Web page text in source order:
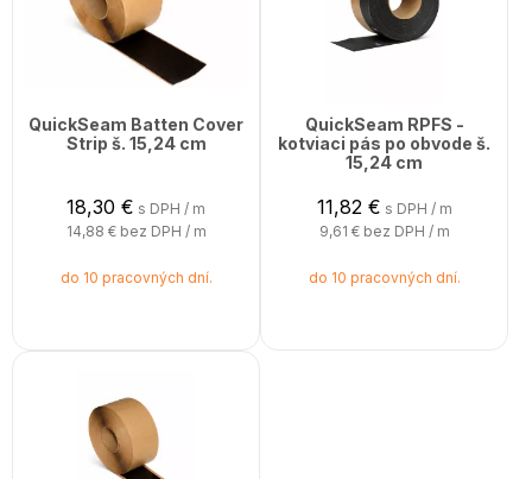
QuickSeam Batten Cover
Strip š. 15,24 cm
18,30 € s DPH / m
14,88 € bez DPH / m
do 10 pracovných dní.
QuickSeam RPFS -
kotviaci pás po obvode š.
15,24 cm
11,82 € s DPH / m
9,61 € bez DPH / m
do 10 pracovných dní.